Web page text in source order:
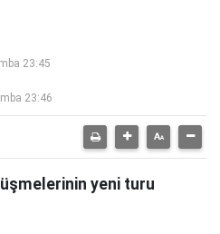
23:45
23:46
yeni turu